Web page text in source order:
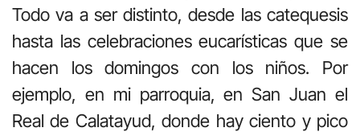
Todo va a ser distinto, desde las catequesis
hasta las celebraciones eucarísticas que se
hacen los domingos con los niños. Por
ejemplo, en mi parroquia, en San Juan el
Real de Calatayud, donde hay ciento y pico